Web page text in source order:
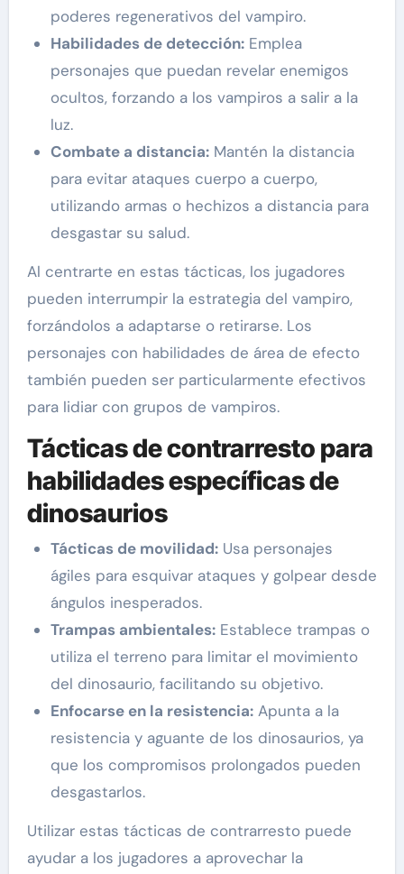
poderes regenerativos del vampiro.
Habilidades de detección:Emplea
personajes que puedan revelar enemigos
ocultos, forzando a los vampiros a salir a la
luz.
Combate a distancia:Mantén la distancia
para evitar ataques cuerpo a cuerpo,
utilizando armas o hechizos a distancia para
desgastar su salud.
Al centrarte en estas tácticas, los jugadores
pueden interrumpir la estrategia del vampiro,
forzándolos a adaptarse o retirarse. Los
personajes con habilidades de área de efecto
también pueden ser particularmente efectivos
para lidiar con grupos de vampiros.
Tácticas de contrarresto para
habilidades específicas de
dinosaurios
Tácticas de movilidad:Usa personajes
ágiles para esquivar ataques y golpear desde
ángulos inesperados.
Trampas ambientales:Establece trampas o
utiliza el terreno para limitar el movimiento
del dinosaurio, facilitando su objetivo.
Enfocarse en la resistencia:Apunta a la
resistencia y aguante de los dinosaurios, ya
que los compromisos prolongados pueden
desgastarlos.
Utilizar estas tácticas de contrarresto puede
ayudar a los jugadores a aprovechar la